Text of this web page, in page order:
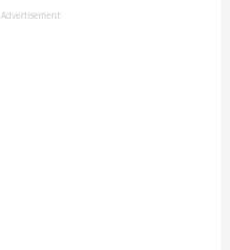
Advertisement